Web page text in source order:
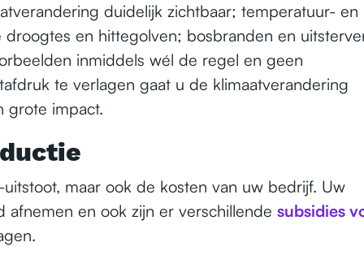
duidelijk zichtbaar; temperatuur- en
en hittegolven; bosbranden en
inmiddels wél de regel en geen
te verlagen gaat u de klimaatverandering
grote impact.
maar ook de kosten van uw bedrijf. Uw
en ook zijn er verschillende subsidies